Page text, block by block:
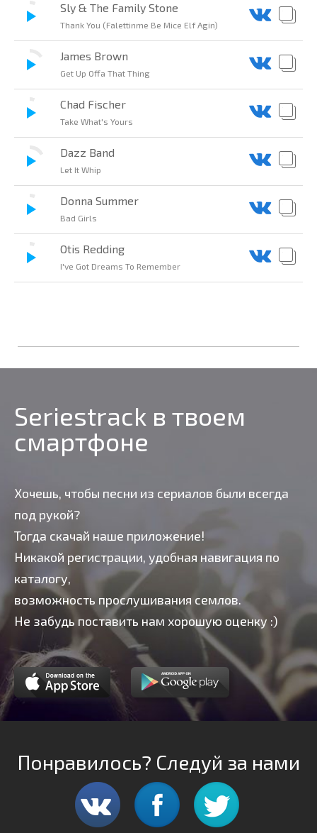
Sly & The Family Stone
Thank You (Falettinme Be Mice Elf Agin)
James Brown
Get Up Offa That Thing
Chad Fischer
Take What's Yours
Dazz Band
Let It Whip
Donna Summer
Bad Girls
Otis Redding
I've Got Dreams To Remember
Seriestrack в твоем
смартфоне
Хочешь, чтобы песни из сериалов были всегда
под рукой?
Тогда скачай наше приложение!
Никакой регистрации, удобная навигация по
каталогу,
возможность прослушивания семлов.
Не забудь поставить нам хорошую оценку :)
Понравилось? Следуй за нами